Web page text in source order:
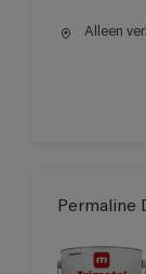
Alleen
Permaline